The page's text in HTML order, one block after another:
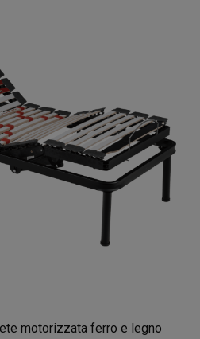
motorizzata ferro e legno